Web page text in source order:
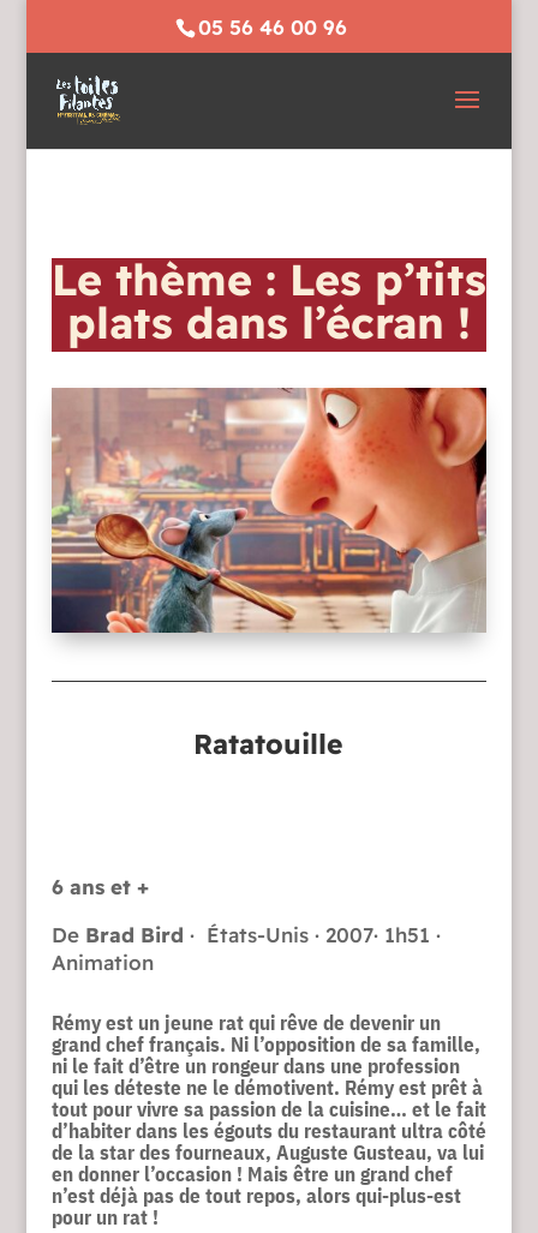
05 56 46 00 96
Le thème : Les p’tits
plats dans l’écran !
Ratatouille
6 ans et +
De Brad Bird · États-Unis · 2007· 1h51 ·
Animation
Rémy est un jeune rat qui rêve de devenir un
grand chef français. Ni l’opposition de sa famille,
ni le fait d’être un rongeur dans une profession
qui les déteste ne le démotivent. Rémy est prêt à
tout pour vivre sa passion de la cuisine… et le fait
d’habiter dans les égouts du restaurant ultra côté
de la star des fourneaux, Auguste Gusteau, va lui
en donner l’occasion ! Mais être un grand chef
n’est déjà pas de tout repos, alors qui-plus-est
pour un rat !